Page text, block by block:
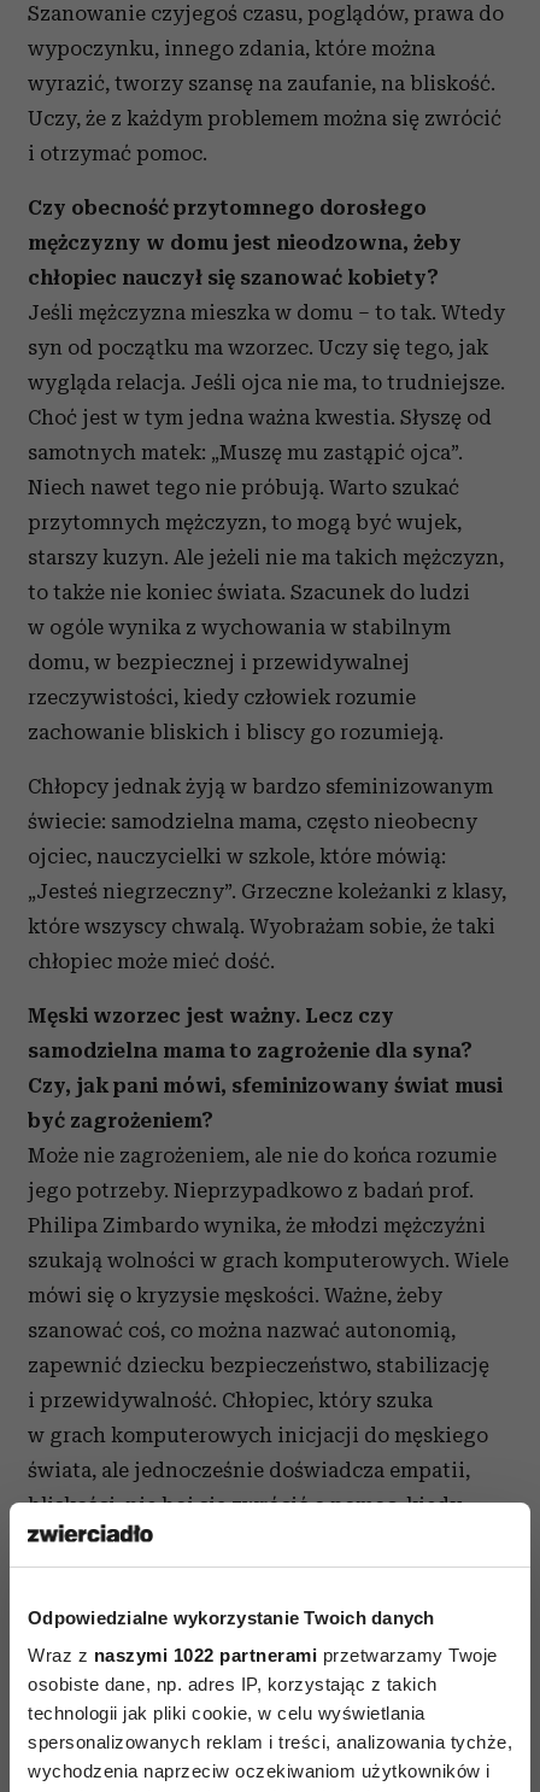
Odpowiedzialne wykorzystanie Twoich danych
Wraz z naszymi 1022 partnerami przetwarzamy Twoje
osobiste dane, np. adres IP, korzystając z takich
technologii jak pliki cookie, w celu wyświetlania
spersonalizowanych reklam i treści, analizowania tychże,
wychodzenia naprzeciw oczekiwaniom użytkowników i
Szanowanie czyjegoś czasu, poglądów, prawa do
wypoczynku, innego zdania, które można
wyrazić, tworzy szansę na zaufanie, na bliskość.
Uczy, że z każdym problemem można się zwrócić
i otrzymać pomoc.
Czy obecność przytomnego dorosłego
mężczyzny w domu jest nieodzowna, żeby
chłopiec nauczył się szanować kobiety?
Jeśli mężczyzna mieszka w domu – to tak. Wtedy
syn od początku ma wzorzec. Uczy się tego, jak
wygląda relacja. Jeśli ojca nie ma, to trudniejsze.
Choć jest w tym jedna ważna kwestia. Słyszę od
samotnych matek: „Muszę mu zastąpić ojca”.
Niech nawet tego nie próbują. Warto szukać
przytomnych mężczyzn, to mogą być wujek,
starszy kuzyn. Ale jeżeli nie ma takich mężczyzn,
to także nie koniec świata. Szacunek do ludzi
w ogóle wynika z wychowania w stabilnym
domu, w bezpiecznej i przewidywalnej
rzeczywistości, kiedy człowiek rozumie
zachowanie bliskich i bliscy go rozumieją.
Chłopcy jednak żyją w bardzo sfeminizowanym
świecie: samodzielna mama, często nieobecny
ojciec, nauczycielki w szkole, które mówią:
„Jesteś niegrzeczny”. Grzeczne koleżanki z klasy,
które wszyscy chwalą. Wyobrażam sobie, że taki
chłopiec może mieć dość.
Męski wzorzec jest ważny. Lecz czy
samodzielna mama to zagrożenie dla syna?
Czy, jak pani mówi, sfeminizowany świat musi
być zagrożeniem?
Może nie zagrożeniem, ale nie do końca rozumie
jego potrzeby. Nieprzypadkowo z badań prof.
Philipa Zimbardo wynika, że młodzi mężczyźni
szukają wolności w grach komputerowych. Wiele
mówi się o kryzysie męskości. Ważne, żeby
szanować coś, co można nazwać autonomią,
zapewnić dziecku bezpieczeństwo, stabilizację
i przewidywalność. Chłopiec, który szuka
w grach komputerowych inicjacji do męskiego
świata, ale jednocześnie doświadcza empatii,
bliskości, nie boi się zwrócić o pomoc, kiedy
sytuacja tego wymaga, będzie budować poczucie
swojej wartości, tak samo zresztą jak
dziewczynka. On ma być odważny, nie bać się
kobiet, czy to koleżanek, czy nauczycielek.
Czytaj także